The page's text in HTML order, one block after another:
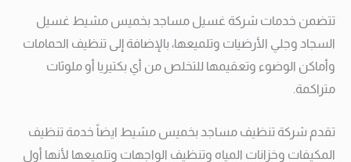
تتضمن خدمات شركة غسيل مساجد بخميس مشيط غسيل
السجاد وجلي الأرضيات وتلميعها، بالإضافة إلى تنظيف الحمامات
وأماكن الوضوء وتعقيمها للتخلص من أي بكتيريا أو ملوثات
متراكمة.
تقدم شركة تنظيف مساجد بخميس مشيط ايضاً خدمة تنظيف
المكيفات وخزانات المياه وتنظيف الواجهات وتلميعها لأنها أول